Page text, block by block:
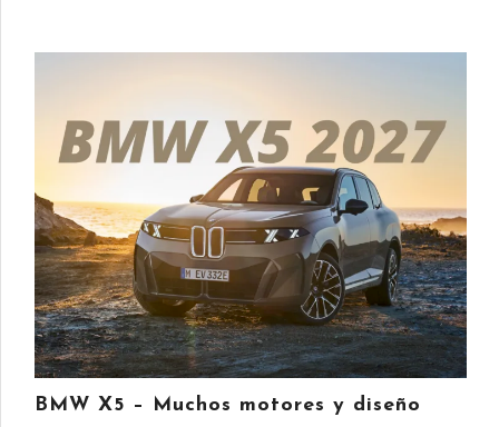
BMW X5 – Muchos motores y diseño